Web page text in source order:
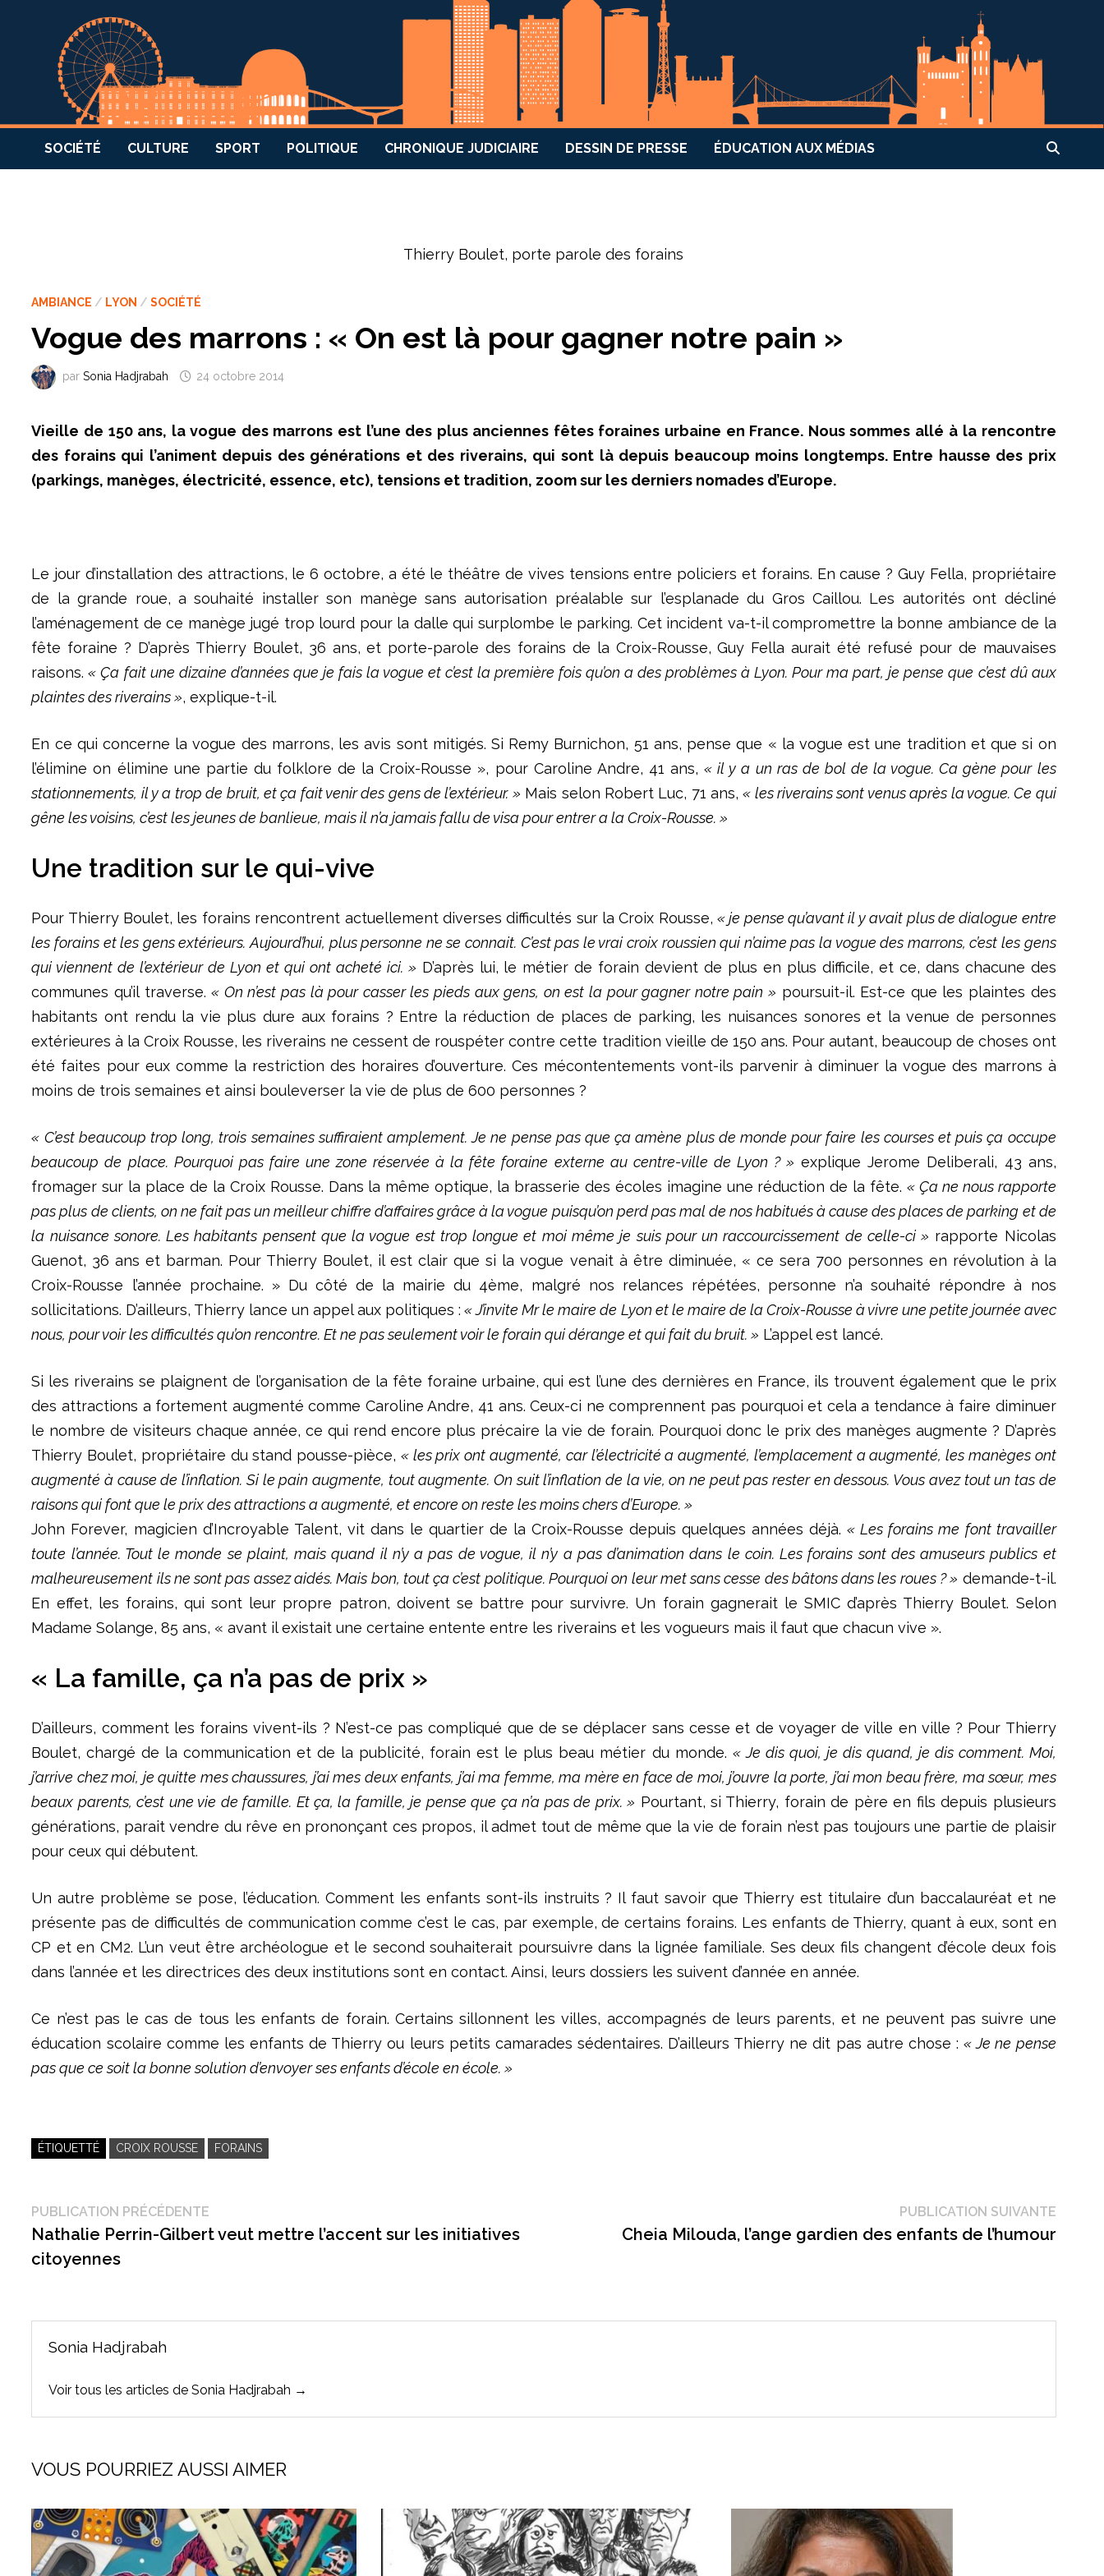
SOCIÉTÉ CULTURE SPORT POLITIQUE CHRONIQUE JUDICIAIRE DESSIN DE PRESSE ÉDUCATION AUX MÉDIAS
Thierry Boulet, porte parole des forains
AMBIANCE / LYON /SOCIÉTÉ
Vogue des marrons : « On est là pour gagner notre pain »
parSonia Hadjrabah 24 octobre 2014
Vieille de 150 ans, la vogue des marrons est l’une des plus anciennes fêtes foraines urbaine en France. Nous sommes allé à la rencontre
des forains qui l’animent depuis des générations et des riverains, qui sont làdepuis beaucoup moins longtemps. Entre hausse des prix
(parkings, manèges, électricité, essence, etc), tensions et tradition, zoom sur les derniers nomades d’Europe.
Le jour d’installation des attractions, le 6 octobre, a été le théâtre de vives tensions entre policiers et forains. En cause ? Guy Fella, propriétaire
de la grande roue, a souhaité installer son manège sans autorisation préalable sur l’esplanade du Gros Caillou. Les autorités ont décliné
l’aménagement de ce manège jugé trop lourd pour la dalle qui surplombe le parking. Cet incident va-t-il compromettre la bonne ambiance de la
fête foraine ? D’après Thierry Boulet, 36 ans, et porte-parole des forains de la Croix-Rousse, Guy Fella aurait été refusé pour de mauvaises
raisons. « Ça fait une dizaine d’années que je fais la vogue et c’est la première fois qu’on a des problèmes à Lyon. Pour ma part, je pense que c’est dû aux
plaintes des riverains », explique-t-il.
En ce qui concerne la vogue des marrons, les avis sont mitigés. Si Remy Burnichon, 51 ans, pense que « la vogue est une tradition et que si on
l’élimine on élimine une partie du folklore de la Croix-Rousse », pour Caroline Andre, 41 ans,« il y a un ras de bol de la vogue. Ca gène pour les
stationnements, il y a trop de bruit, et ça fait venir des gens de l’extérieur. » Mais selon Robert Luc, 71 ans,« les riverains sont venus après la vogue. Ce qui
gêne les voisins, c’est les jeunes de banlieue, mais il n’a jamais fallu de visa pour entrer a la Croix-Rousse. »
Une tradition sur le qui-vive
Pour Thierry Boulet, les forains rencontrent actuellement diverses difficultés sur la Croix Rousse,« je pense qu’avant il y avait plus de dialogue entre
les forains et les gens extérieurs. Aujourd’hui, plus personne ne se connait. C’est pas le vrai croix roussien qui n’aime pas la vogue des marrons, c’est les gens
qui viennent de l’extérieur de Lyon et qui ont acheté ici. » D’après lui, le métier de forain devient de plus en plus difficile, et ce, dans chacune des
communes qu’il traverse.« On n’est pas là pour casser les pieds aux gens, on est la pour gagner notre pain » poursuit-il. Est-ce que les plaintes des
habitants ont rendu la vie plus dure aux forains ? Entre la réduction de places de parking, les nuisances sonores et la venue de personnes
extérieures à la Croix Rousse, les riverains ne cessent de rouspéter contre cette tradition vieille de 150 ans. Pour autant, beaucoup de choses ont
été faites pour eux comme la restriction des horaires d’ouverture. Ces mécontentements vont-ils parvenir à diminuer la vogue des marrons à
moins de trois semaines et ainsi bouleverser la vie de plus de 600 personnes ?
« C’est beaucoup trop long, trois semaines suffiraient amplement. Je ne pense pas que ça amène plus de monde pour faire les courses et puis ça occupe
beaucoup de place. Pourquoi pas faire une zone réservée à la fête foraine externe au centre-ville de Lyon ? » explique Jerome Deliberali, 43 ans,
fromager sur la place de la Croix Rousse. Dans la même optique, la brasserie des écoles imagine une réduction de la fête.« Ça ne nous rapporte
pas plus de clients, on ne fait pas un meilleur chiffre d’affaires grâce à la vogue puisqu’on perd pas mal de nos habitués à cause des places de parking et de
la nuisance sonore. Les habitants pensent que la vogue est trop longue et moi même je suis pour un raccourcissement de celle-ci » rapporte Nicolas
Guenot, 36 ans et barman. Pour Thierry Boulet, il est clair que si la vogue venait à être diminuée, « ce sera 700 personnes en révolution à la
Croix-Rousse l’année prochaine. » Du côté de la mairie du 4ème, malgré nos relances répétées, personne n’a souhaité répondre à nos
sollicitations. D’ailleurs, Thierry lance un appel aux politiques : « J’invite Mr le maire de Lyon et le maire de la Croix-Rousse à vivre une petite journée avec
nous, pour voir les difficultés qu’on rencontre. Et ne pas seulement voir le forain qui dérange et qui fait du bruit. » L’appel est lancé.
Si les riverains se plaignent de l’organisation de la fête foraine urbaine, qui est l’une des dernières en France, ils trouvent également que le prix
des attractions a fortement augmenté comme Caroline Andre, 41 ans. Ceux-ci ne comprennent pas pourquoi et cela a tendance à faire diminuer
le nombre de visiteurs chaque année, ce qui rend encore plus précaire la vie de forain. Pourquoi donc le prix des manèges augmente ? D’après
Thierry Boulet, propriétaire du stand pousse-pièce, « les prix ont augmenté, car l’électricité a augmenté, l’emplacement a augmenté, les manèges ont
augmenté à cause de l’inflation. Si le pain augmente, tout augmente. On suit l’inflation de la vie, on ne peut pas rester en dessous. Vous avez tout un tas de
raisons qui font que le prix des attractions a augmenté, et encore on reste les moins chers d’Europe. »
John Forever, magicien d’Incroyable Talent, vit dans le quartier de la Croix-Rousse depuis quelques années déjà.« Les forains me font travailler
toute l’année. Tout le monde se plaint, mais quand il n’y a pas de vogue, il n’y a pas d’animation dans le coin. Les forains sont des amuseurs publics et
malheureusement ils ne sont pas assez aidés. Mais bon, tout ça c’est politique. Pourquoi on leur met sans cesse des bâtons dans les roues ? » demande-t-il.
En effet, les forains, qui sont leur propre patron, doivent se battre pour survivre. Un forain gagnerait le SMIC d’après Thierry Boulet. Selon
Madame Solange, 85 ans, « avant il existait une certaine entente entre les riverains et les vogueurs mais il faut que chacun vive ».
« La famille, ça n’a pas de prix »
D’ailleurs, comment les forains vivent-ils ? N’est-ce pas compliqué que de se déplacer sans cesse et de voyager de ville en ville ? Pour Thierry
Boulet, chargé de la communication et de la publicité, forain est le plus beau métier du monde. « Je dis quoi, je dis quand, je dis comment. Moi,
j’arrive chez moi, je quitte mes chaussures, j’ai mes deux enfants, j’ai ma femme, ma mère en face de moi, j’ouvre la porte, j’ai mon beau frère, ma sœur, mes
beaux parents, c’est une vie de famille. Et ça, la famille, je pense que ça n’a pas de prix. » Pourtant, si Thierry, forain de père en fils depuis plusieurs
générations, parait vendre du rêve en prononçant ces propos, il admet tout de même que la vie de forain n’est pas toujours une partie de plaisir
pour ceux qui débutent.
Un autre problème se pose, l’éducation. Comment les enfants sont-ils instruits ? Il faut savoir que Thierry est titulaire d’un baccalauréat et ne
présente pas de difficultés de communication comme c’est le cas, par exemple, de certains forains. Les enfants de Thierry, quant à eux, sont en
CP et en CM2. L’un veut être archéologue et le second souhaiterait poursuivre dans la lignée familiale. Ses deux fils changent d’école deux fois
dans l’année et les directrices des deux institutions sont en contact. Ainsi, leurs dossiers les suivent d’année en année.
Ce n’est pas le cas de tous les enfants de forain. Certains sillonnent les villes, accompagnés de leurs parents, et ne peuvent pas suivre une
éducation scolaire comme les enfants de Thierry ou leurs petits camarades sédentaires. D’ailleurs Thierry ne dit pas autre chose :« Je ne pense
pas que ce soit la bonne solution d’envoyer ses enfants d’école en école. »
ÉTIQUETTÉ CROIX ROUSSE FORAINS
Navigation
de
l’article
PUBLICATION PRÉCÉDENTE
précédente :
Nathalie Perrin-Gilbert veut mettre l’accent sur les initiatives
citoyennes
PUBLICATION SUIVANTE
Cheia Milouda, l’ange gardien des enfants de l’humour
Sonia Hadjrabah
Voir tous les articles de Sonia Hadjrabah →
VOUS POURRIEZ AUSSI AIMER